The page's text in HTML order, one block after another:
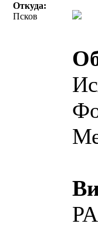
Откуда:
Псков